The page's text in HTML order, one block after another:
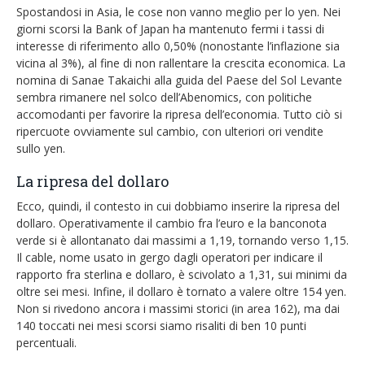
Spostandosi in Asia, le cose non vanno meglio per lo yen. Nei
giorni scorsi la Bank of Japan ha mantenuto fermi i tassi di
interesse di riferimento allo 0,50% (nonostante l’inflazione sia
vicina al 3%), al fine di non rallentare la crescita economica. La
nomina di Sanae Takaichi alla guida del Paese del Sol Levante
sembra rimanere nel solco dell’Abenomics, con politiche
accomodanti per favorire la ripresa dell’economia. Tutto ciò si
ripercuote ovviamente sul cambio, con ulteriori ori vendite
sullo yen.
La ripresa del dollaro
Ecco, quindi, il contesto in cui dobbiamo inserire la ripresa del
dollaro. Operativamente il cambio fra l’euro e la banconota
verde si è allontanato dai massimi a 1,19, tornando verso 1,15.
Il cable, nome usato in gergo dagli operatori per indicare il
rapporto fra sterlina e dollaro, è scivolato a 1,31, sui minimi da
oltre sei mesi. Infine, il dollaro è tornato a valere oltre 154 yen.
Non si rivedono ancora i massimi storici (in area 162), ma dai
140 toccati nei mesi scorsi siamo risaliti di ben 10 punti
percentuali.